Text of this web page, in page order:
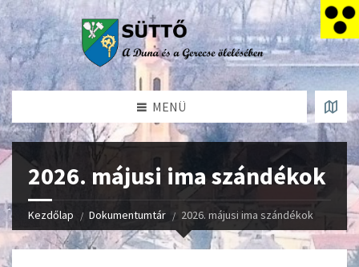
MENÜ
2026. májusi ima szándékok
Kezdőlap Dokumentumtár 2026. májusi ima szándékok